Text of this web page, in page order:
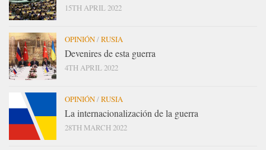
15TH APRIL 2022
OPINIÓN/RUSIA
Devenires de esta guerra
4TH APRIL 2022
OPINIÓN/RUSIA
La internacionalización de la guerra
28TH MARCH 2022